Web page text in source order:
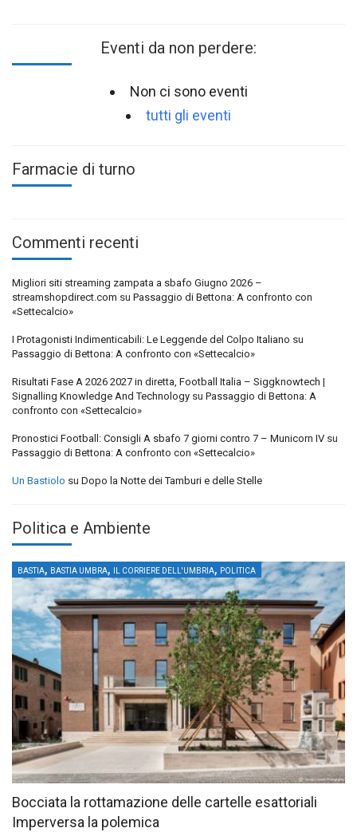
Eventi da non perdere:
Non ci sono eventi
tutti gli eventi
Farmacie di turno
Commenti recenti
Migliori siti streaming zampata a sbafo Giugno 2026 –
streamshopdirect.com su Passaggio di Bettona: A confronto con
«Settecalcio»
I Protagonisti Indimenticabili: Le Leggende del Colpo Italiano su
Passaggio di Bettona: A confronto con «Settecalcio»
Risultati Fase A 2026 2027 in diretta, Football Italia – Siggknowtech |
Signalling Knowledge And Technology su Passaggio di Bettona: A
confronto con «Settecalcio»
Pronostici Football: Consigli A sbafo 7 giorni contro 7 – Municorn IV su
Passaggio di Bettona: A confronto con «Settecalcio»
Un Bastiolo su Dopo la Notte dei Tamburi e delle Stelle
Politica e Ambiente
BASTIA, BASTIA UMBRA, IL CORRIERE DELL'UMBRIA, POLITICA
Bocciata la rottamazione delle cartelle esattoriali
Imperversa la polemica